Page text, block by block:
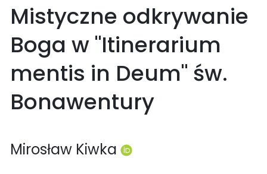
Mistyczne odkrywanie
Boga w "Itinerarium
mentis in Deum" św.
Bonawentury
Mirosław Kiwka